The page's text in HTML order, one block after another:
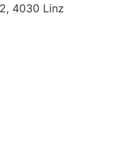
4030 Linz